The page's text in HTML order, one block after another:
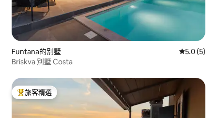
Funtana的別墅 從 5 則評
5.0 (5)
Briskva 別墅 Costa
旅客精選榜首
旅客精選